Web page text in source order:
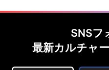
SNSフ
最新カルチャ